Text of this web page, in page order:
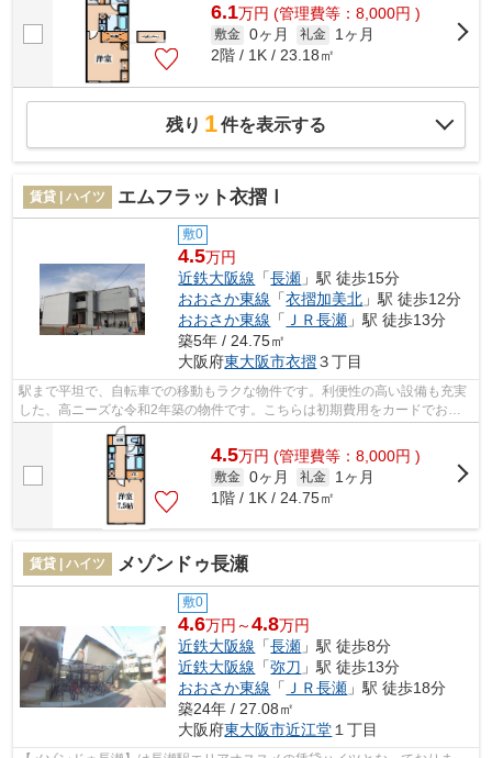
6.1万円 (管理費等：8,000円 )
敷金 0ヶ月 礼金
1ヶ月
2階 / 1K / 23.18㎡
残り 1件を表示する
賃貸 | ハイツ エムフラット衣摺Ⅰ
敷0
4.5万円
近鉄大阪線 「長瀬 」駅 徒歩15分
おおさか東線 「衣摺加美北 」駅 徒歩12分
おおさか東線 「 ＪＲ長瀬 」駅 徒歩13分
築5年 / 24.75㎡
大阪府東大阪市衣摺３丁目
駅まで平坦で、自転車での移動もラクな物件です。利便性の高い設備も充実
した、高ニーズな令和2年築の物件です。こちらは初期費用をカードでお支
払いいただける物件です。周辺に駅が二...
4.5万円 (管理費等：8,000円 )
敷金 0ヶ月 礼金
1ヶ月
1階 / 1K / 24.75㎡
賃貸 | ハイツ メゾンドゥ長瀬
敷0
4.6万円～4.8万円
近鉄大阪線 「長瀬 」駅 徒歩8分
近鉄大阪線 「弥刀 」駅 徒歩13分
おおさか東線 「 ＪＲ長瀬 」駅 徒歩18分
築24年 / 27.08㎡
大阪府東大阪市近江堂１丁目